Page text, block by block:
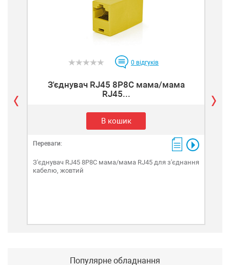
0 відгуків
З'єднувач RJ45 8P8C мама/мама
RJ45...
В кошик
Переваги:
З'єднувач RJ45 8P8C мама/мама RJ45 для з'єднання
кабелю, жовтий
Популярне обладнання